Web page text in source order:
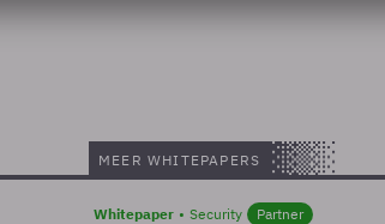
MEER WHITEPAPERS
Whitepaper Security Partner